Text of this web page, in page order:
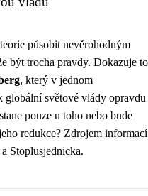
působit nevěrohodným
být trocha pravdy. Dokazuje to
, který v jednom
globální světové vlády opravdu
pouze u toho nebo bude
redukce? Zdrojem informací
Stoplusjednicka.